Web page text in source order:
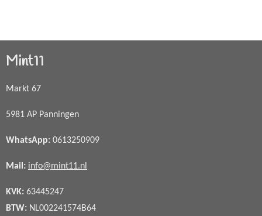
Mint11
Markt 67
5981 AP Panningen
WhatsApp: 0613250909
Mail: info@mint11.nl
KVK: 63445247
BTW: NL002241574B64